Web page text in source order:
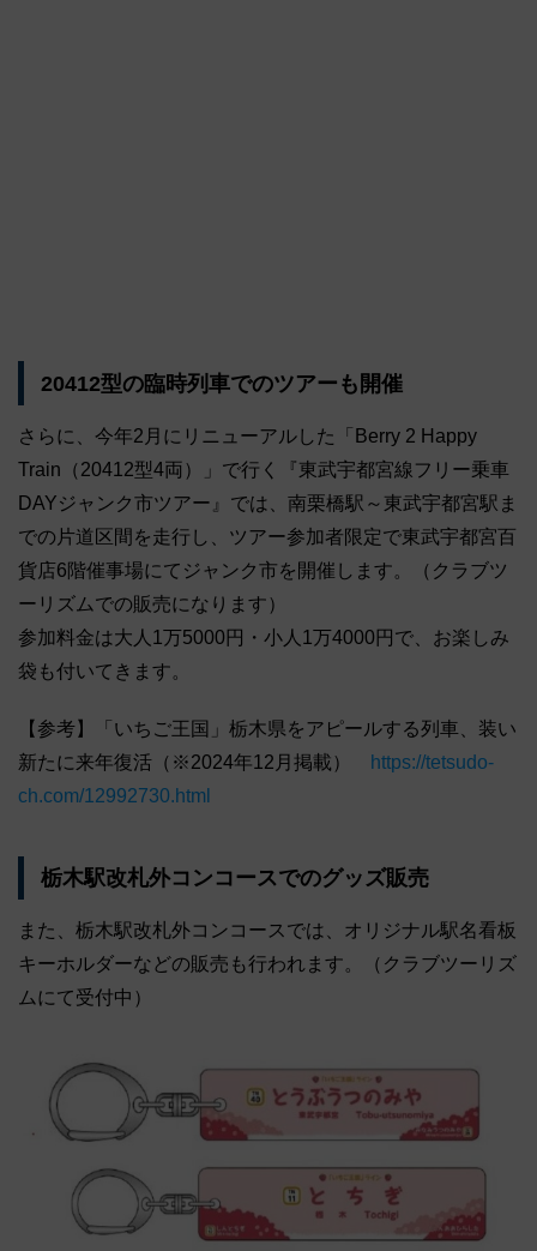
20412型の臨時列車でのツアーも開催
さらに、今年2月にリニューアルした「Berry 2 Happy
Train（20412型4両）」で行く『東武宇都宮線フリー乗車
DAYジャンク市ツアー』では、南栗橋駅～東武宇都宮駅ま
での片道区間を走行し、ツアー参加者限定で東武宇都宮百
貨店6階催事場にてジャンク市を開催します。（クラブツ
ーリズムでの販売になります）
参加料金は大人1万5000円・小人1万4000円で、お楽しみ
袋も付いてきます。
【参考】「いちご王国」栃木県をアピールする列車、装い
新たに来年復活（※2024年12月掲載）
https://tetsudo-
ch.com/12992730.html
栃木駅改札外コンコースでのグッズ販売
また、栃木駅改札外コンコースでは、オリジナル駅名看板
キーホルダーなどの販売も行われます。（クラブツーリズ
ムにて受付中）